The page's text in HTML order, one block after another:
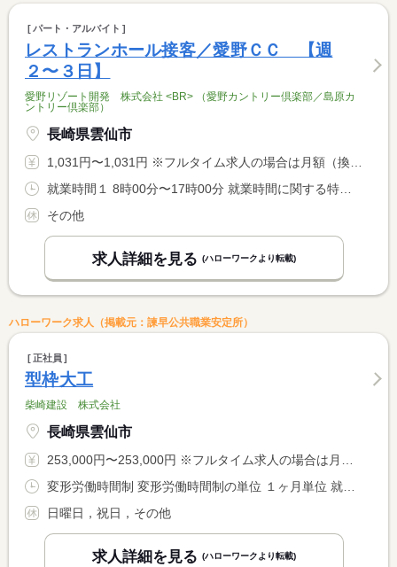
パート・アルバイト
レストランホール接客／愛野ＣＣ 【週
２〜３日】
愛野リゾート開発 株式会社 <BR> （愛野カントリー倶楽部／島原カ
ントリー倶楽部）
長崎県雲仙市
1,031円〜1,031円 ※フルタイム求人の場合は月額（換算額）、パート求人の場合は時間額を表示しています。
その他
求人詳細を見る (ハローワークより転載)
ハローワーク求人（掲載元：諫早公共職業安定所）
正社員
型枠大工
柴崎建設 株式会社
長崎県雲仙市
253,000円〜253,000円 ※フルタイム求人の場合は月額（換算額）、パート求人の場合は時間額を表示しています。
日曜日，祝日，その他
求人詳細を見る (ハローワークより転載)